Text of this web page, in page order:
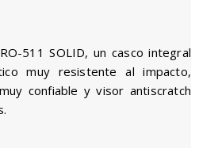
511 SOLID, un casco integral
muy resistente al impacto,
confiable y visor antiscratch